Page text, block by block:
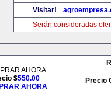
Visitar!
Serán consideradas
AHORA
$550.00
AHORA
Precio